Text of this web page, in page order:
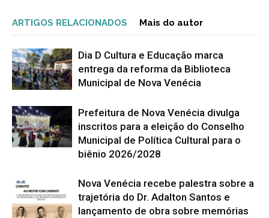
ARTIGOS RELACIONADOS Mais do autor
Dia D Cultura e Educação marca
entrega da reforma da Biblioteca
Municipal de Nova Venécia
Prefeitura de Nova Venécia divulga
inscritos para a eleição do Conselho
Municipal de Política Cultural para o
biênio 2026/2028
Nova Venécia recebe palestra sobre a
trajetória do Dr. Adalton Santos e
lançamento de obra sobre memórias